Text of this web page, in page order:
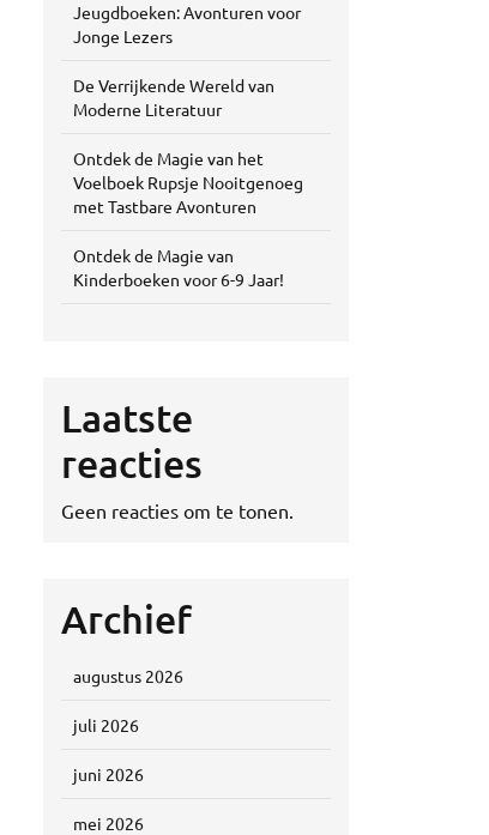
Jeugdboeken: Avonturen voor
Jonge Lezers
De Verrijkende Wereld van
Moderne Literatuur
Ontdek de Magie van het
Voelboek Rupsje Nooitgenoeg
met Tastbare Avonturen
Ontdek de Magie van
Kinderboeken voor 6-9 Jaar!
Laatste
reacties
Geen reacties om te tonen.
Archief
augustus 2026
juli 2026
juni 2026
mei 2026